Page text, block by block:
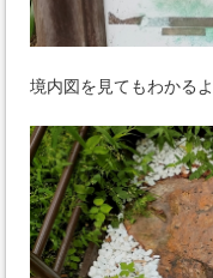
境内図を見てもわかる